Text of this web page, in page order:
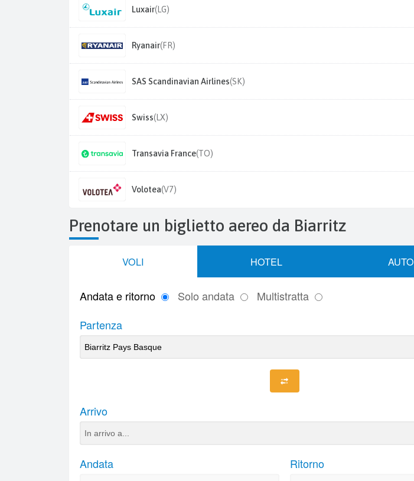
Luxair(LG)
Ryanair(FR)
SAS Scandinavian Airlines(SK)
Swiss(LX)
Transavia France(TO)
Volotea(V7)
Prenotare un biglietto aereo da Biarritz